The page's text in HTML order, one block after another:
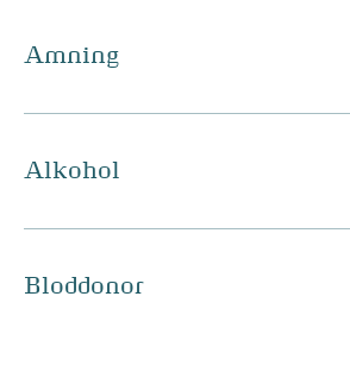
Amning
Alkohol
Bloddonor